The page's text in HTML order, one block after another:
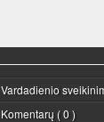
Vardadienio
Komentarų ( 0 )